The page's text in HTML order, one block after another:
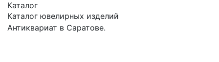
Каталог
Каталог ювелирных изделий
Антиквариат в Саратове.